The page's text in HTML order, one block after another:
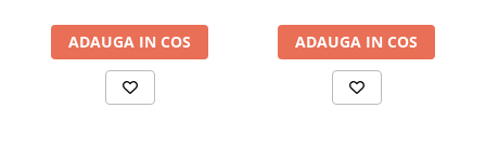
ADAUGA IN COS ADAUGA IN COS